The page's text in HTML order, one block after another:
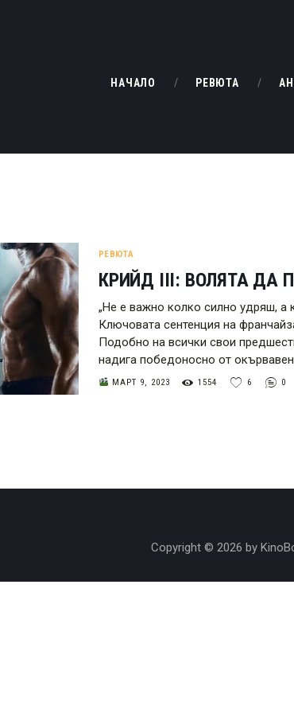
НАЧАЛО РЕВЮТА
РЕВЮТА
БАХТИ
РЕВЮТА
КРИЙД III: ВОЛЯТА
„Не е важно колко силно удряш,
Ключовата сентенция на
Подобно на всички свои
надига победоносно от
МАРТ 9, 2023 1554 6 0
Copyright © 2026 by